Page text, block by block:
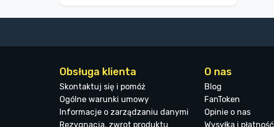
Obsługa klienta
Skontaktuj się i pomóż
Ogólne warunki umowy
Informacje o zarządzaniu danymi
Rezygnacja, zwrot produktu
O nas
Blog
FanToken
Opinie o nas
Wysyłka i płatność